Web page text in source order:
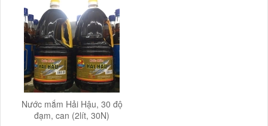
Nước mắm Hải Hậu, 30 độ
đạm, can (2lít, 30N)